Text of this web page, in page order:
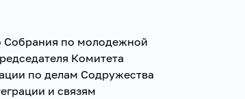
Собрания по молодежной
Комитета
по делам Содружества
и связям